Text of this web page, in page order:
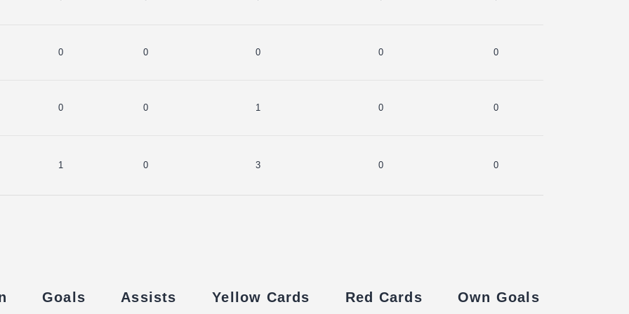
0 0 0 0 0
0 0 1 0 0
1 0 3 0 0
Goals Assists Yellow Cards Red Cards Own Goals